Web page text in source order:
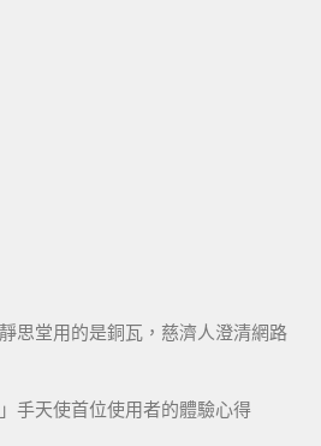
思堂用的是銅瓦，慈濟人澄清網路
手天使首位使用者的體驗心得